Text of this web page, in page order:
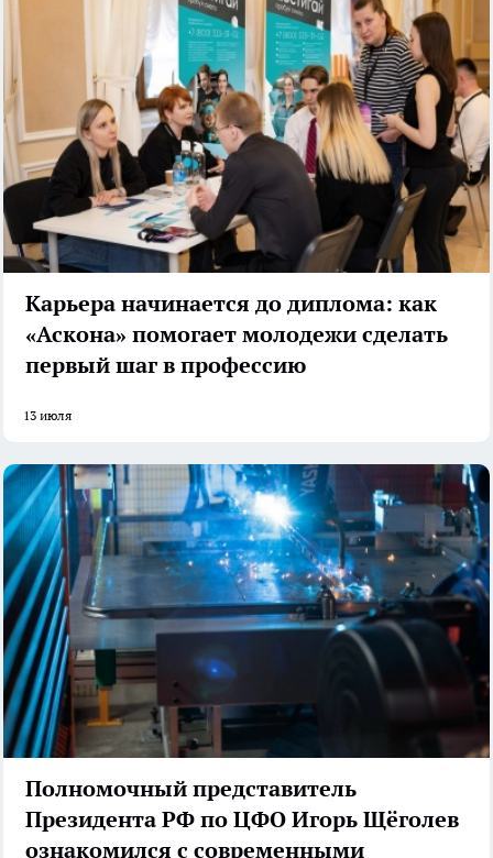
Карьера начинается до диплома: как
«Аскона» помогает молодежи сделать
первый шаг в профессию
13 июля
Полномочный представитель
Президента РФ по ЦФО Игорь Щёголев
ознакомился с современными